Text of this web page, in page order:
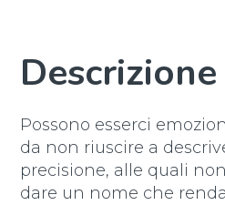
Descrizione
Possono esserci
da non riuscire a
precisione, alle quali
dare un nome che